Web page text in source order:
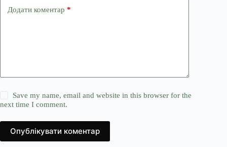
Додати коментар *
Save my name, email and website in this browser for the
next time I comment.
Опублікувати коментар